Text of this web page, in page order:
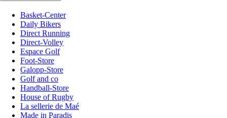
Basket-Center
Daily Bikers
Direct Running
Direct-Volley
Espace Golf
Foot-Store
Galopp-Store
Golf and co
Handball-Store
House of Rugby
La sellerie de Maé
Made in Paradis